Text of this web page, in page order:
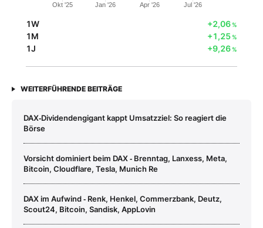
Okt '25 Jan '26 Apr '26 Jul '26
1W +2,06%
1M +1,25%
1J +9,26%
WEITERFÜHRENDE BEITRÄGE
DAX‑Dividendengigant kappt Umsatzziel: So reagiert die
Börse
Vorsicht dominiert beim DAX ‑ Brenntag, Lanxess, Meta,
Bitcoin, Cloudflare, Tesla, Munich Re
DAX im Aufwind ‑ Renk, Henkel, Commerzbank, Deutz,
Scout24, Bitcoin, Sandisk, AppLovin